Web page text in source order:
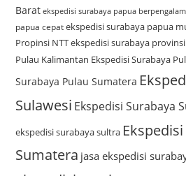
Barat ekspedisi surabaya papua
papua cepat ekspedisi surabaya papua
Propinsi NTTekspedisi surabaya
Pulau Kalimantan Ekspedisi Surabaya
Surabaya Pulau Sumatera
Sulawesi Ekspedisi Surabaya
ekspedisi surabaya sultra
Sumatera jasa ekspedisi